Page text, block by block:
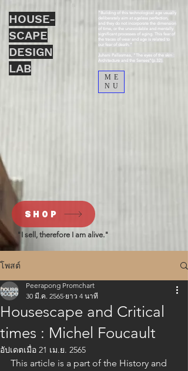
“Building of this technological age usually
deliberately aim at ageless perfection,
and they do not incorporate the dimension
of time, or the unavoidable and mentally
significant processes of aging. This fear of
the traces of wear and age is related to
our fear of death.”
Juhani Pallasmaa, “The eyes of the skin :
Architecture and the Senses”(p.32).
ME
NU
HOUSE-
SCAPE
DESIGN
LAB
SHOP
"I sell, therefore I am alive."
โพสต์
Housescape and Critical
times : Michel Foucault
Peerapong Promchart
30 มี.ค. 2565 ยาว 4 นาที
อัปเดตเมื่อ 21 เม.ย. 2565
This article is a part of the History and